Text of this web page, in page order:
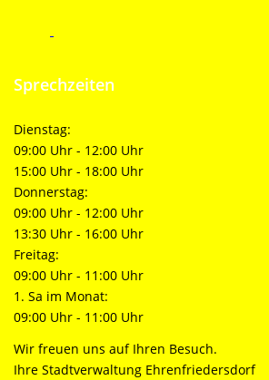
Sprechzeiten
Dienstag:
09:00 Uhr - 12:00 Uhr
15:00 Uhr - 18:00 Uhr
Donnerstag:
09:00 Uhr - 12:00 Uhr
13:30 Uhr - 16:00 Uhr
Freitag:
09:00 Uhr - 11:00 Uhr
1. Sa im Monat:
09:00 Uhr - 11:00 Uhr
Wir freuen uns auf Ihren Besuch.
Ihre Stadtverwaltung Ehrenfriedersdorf